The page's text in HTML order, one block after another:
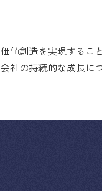
値創造を実現するこ
社の持続的な成長に